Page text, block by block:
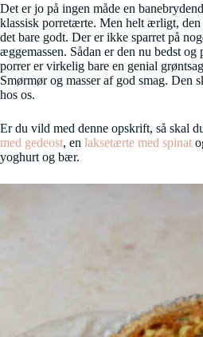
Det er jo på ingen måde en
klassisk porretærte. Men helt ærligt, den
det bare godt. Der er ikke sparret på
æggemassen. Sådan er den nu bedst
porrer er virkelig bare en genial
Smørmør og masser af god smag. Den
hos os.
Er du vild med denne opskrift, så skal
med gedeost, en laksetærte med spinat
yoghurt og bær.